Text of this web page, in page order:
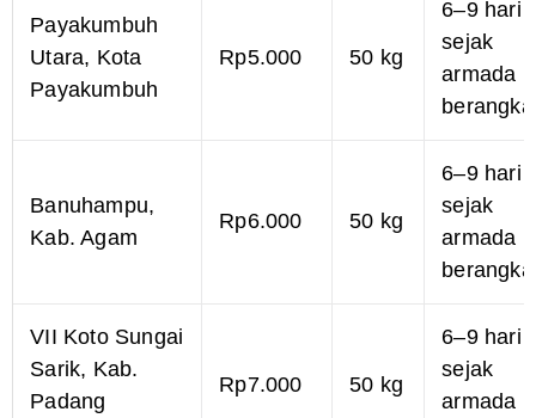
Payakumbuh
Utara, Kota
Payakumbuh
Rp5.000 50 kg
6–9 hari
sejak
armada
Banuhampu,
Kab. Agam
Rp6.000 50 kg
6–9 hari
sejak
armada
VII Koto Sungai
Sarik, Kab.
Padang
Rp7.000 50 kg
6–9 hari
sejak
armada